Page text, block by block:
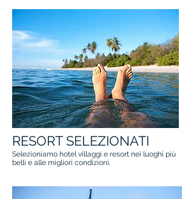
RESORT SELEZIONATI
Selezioniamo hotel villaggi e resort nei luoghi più
belli e alle migliori condizioni.